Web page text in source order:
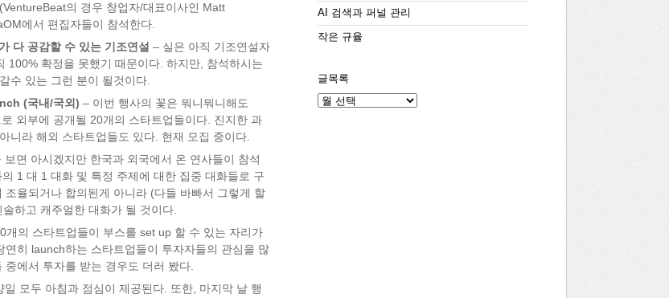
의 경우 창업자/대표이사인 Matt
에서 편집자들이 참석한다.
다 공감할 수 있는 기조연설 – 실은 아직 기조연설자
100% 확정을 못했기 때문이다. 하지만, 참석하시는
수 있는 그런 분이 될것이다.
(국내/국외) – 이번 행사의 꽃은 뭐니뭐니해도
외부에 공개될 20개의 스타트업들이다. 진지한 과
니라 해외 스타트업들도 있다. 현재 모집 중이다.
보면 아시겠지만 한국과 외국에서 온 연사들이 참석
1 대 1 대화 및 특정 주제에 대한 집중 대화들로 구
율되거나 합의된게 아니라 (다들 바빠서 그렇게 할
하고 캐주얼한 대화가 될 것이다.
개의 스타트업들이 부스를 set up 할 수 있는 자리가
연히 launch하는 스타트업들이 투자자들의 관심을 많
에서 투자를 받는 경우도 더러 봤다.
일 모두 아침과 점심이 제공된다. 또한, 마지막 날 행
AI 검색과 퍼널 관리
작은 규율
글목록
글